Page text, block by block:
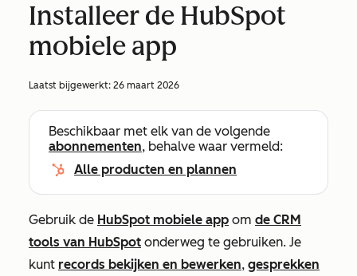
Installeer de HubSpot
mobiele app
Laatst bijgewerkt: 26 maart 2026
Beschikbaar met elk van de volgende
abonnementen, behalve waar vermeld:
Alle producten en plannen
Gebruik de HubSpot mobiele app om de CRM
tools van HubSpot onderweg te gebruiken. Je
kunt records bekijken en bewerken, gesprekken